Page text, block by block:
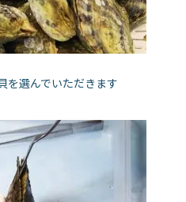
を選んでいただきます